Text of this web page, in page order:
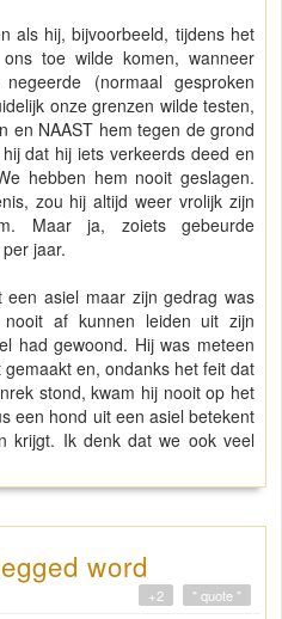
als hij, bijvoorbeeld, tijdens het
toe wilde komen, wanneer
(normaal gesproken
onze grenzen wilde testen,
en NAAST hem tegen de grond
dat hij iets verkeerds deed en
hebben hem nooit geslagen.
zou hij altijd weer vrolijk zijn
Maar ja, zoiets gebeurde
jaar.
asiel maar zijn gedrag was
af kunnen leiden uit zijn
had gewoond. Hij was meteen
en, ondanks het feit dat
stond, kwam hij nooit op het
een hond uit een asiel betekent
krijgt. Ik denk dat we ook veel
word
" quote "
+2